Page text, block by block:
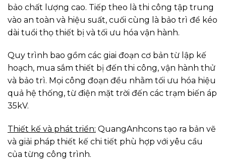
bảo chất lượng cao. Tiếp theo là thi công tập trung
vào an toàn và hiệu suất, cuối cùng là bảo trì để kéo
dài tuổi thọ thiết bị và tối ưu hóa vận hành.
Quy trình bao gồm các giai đoạn cơ bản từ lập kế
hoạch, mua sắm thiết bị đến thi công, vận hành thử
và bảo trì. Mọi công đoạn đều nhằm tối ưu hóa hiệu
quả hệ thống, từ điện mặt trời đến các trạm biến áp
35kV.
Thiết kế và phát triển: QuangAnhcons tạo ra bản vẽ
và giải pháp thiết kế chi tiết phù hợp với yêu cầu
của từng công trình.